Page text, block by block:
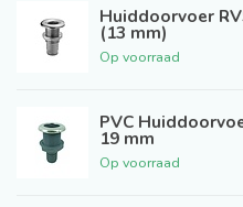
Huiddoorvoer
(13 mm)
Op voorraad
PVC
19 mm
Op voorraad